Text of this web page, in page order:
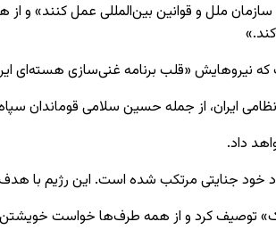
ملل و قوانین بین‌المللی عمل کنند» و
نیروهایش «قلب برنامه غنی‌سازی هسته‌ای
ایران، از جمله حسین سلامی قوماندان
داد.
خود جنایتی مرتکب شده است. این رژیم با
توصیف کرد و از همه طرف‌ها خواست